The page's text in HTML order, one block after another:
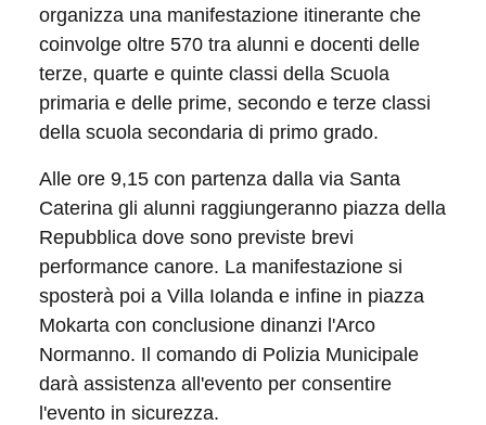
organizza una manifestazione itinerante che
coinvolge oltre 570 tra alunni e docenti delle
terze, quarte e quinte classi della Scuola
primaria e delle prime, secondo e terze classi
della scuola secondaria di primo grado.
Alle ore 9,15 con partenza dalla via Santa
Caterina gli alunni raggiungeranno piazza della
Repubblica dove sono previste brevi
performance canore. La manifestazione si
sposterà poi a Villa Iolanda e infine in piazza
Mokarta con conclusione dinanzi l'Arco
Normanno. Il comando di Polizia Municipale
darà assistenza all'evento per consentire
l'evento in sicurezza.